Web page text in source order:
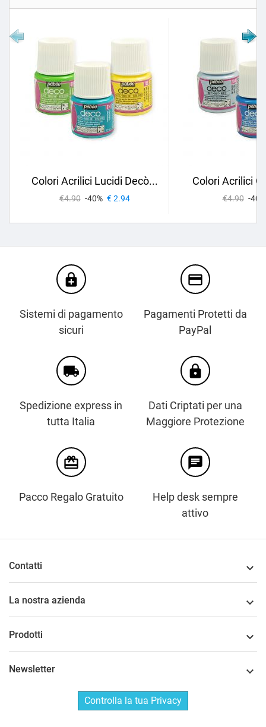
Colori Acrilici Lucidi Decò...
€4.90 -40% € 2.94
Colori Acrilici
€4.90 -40%
enhanced_encryption
Sistemi di pagamento
sicuri
credit_card
Pagamenti Protetti da
PayPal
local_shipping
Spedizione express in
tutta Italia
https
Dati Criptati per una
Maggiore Protezione
card_giftcard
Pacco Regalo Gratuito
chat
Help desk sempre
attivo
Contatti 
La nostra azienda 
Prodotti 
Newsletter 
Controlla la tua Privacy